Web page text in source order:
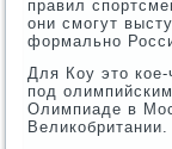
правил
они смогут
формально
Для Коу это кое-
под
Олимпиаде в
Великобритании.